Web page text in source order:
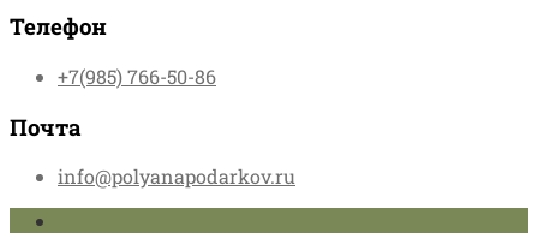
Телефон
+7(985) 766-50-86
Почта
info@polyanapodarkov.ru